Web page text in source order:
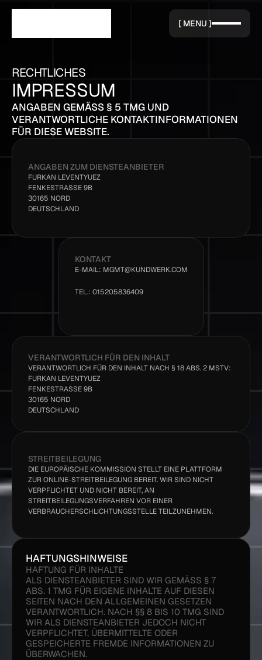
[ MENU ]
RECHTLICHES
IMPRESSUM
ANGABEN GEMÄSS § 5 TMG UND V
ERANTWORTLICHE KONTAKTINFORMATIONEN F
ÜR DIESE WEBSITE.
ANGABEN ZUM DIENSTEANBIETER
FURKAN LEVENTYUEZ
FENKESTRASSE 9B
30165 NORD
DEUTSCHLAND
KONTAKT
E-MAIL: MGMT@KUNDWERK.COM
TEL.: 015205836409
VERANTWORTLICH FÜR DEN INHALT
VERANTWORTLICH FÜR DEN INHALT NACH § 18 ABS. 2 MSTV:
FURKAN LEVENTYUEZ
FENKESTRASSE 9B
30165 NORD
DEUTSCHLAND
STREITBEILEGUNG
DIE EUROPÄISCHE KOMMISSION STELLT EINE PLATTFORM
ZUR ONLINE-STREITBEILEGUNG BEREIT. WIR SIND NICHT
VERPFLICHTET UND NICHT BEREIT, AN
STREITBEILEGUNGSVERFAHREN VOR EINER
VERBRAUCHERSCHLICHTUNGSSTELLE TEILZUNEHMEN.
HAFTUNGSHINWEISE
HAFTUNG FÜR INHALTE
ALS DIENSTEANBIETER SIND WIR GEMÄSS § 7 A
BS. 1 TMG FÜR EIGENE INHALTE AUF DIESEN S
EITEN NACH DEN ALLGEMEINEN GESETZEN V
ERANTWORTLICH. NACH §§ 8 BIS 10 TMG SIND W
IR ALS DIENSTEANBIETER JEDOCH NICHT V
ERPFLICHTET, ÜBERMITTELTE ODER G
ESPEICHERTE FREMDE INFORMATIONEN ZU Ü
BERWACHEN.